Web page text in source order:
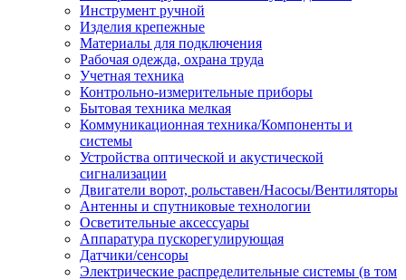
Инструмент ручной
Изделия крепежные
Материалы для подключения
Рабочая одежда, охрана труда
Учетная техника
Контрольно-измерительные приборы
Бытовая техника мелкая
Коммуникационная техника/Компоненты и
системы
Устройства оптической и акустической
сигнализации
Двигатели ворот, рольставен/Насосы/Вентиляторы
Антенны и спутниковые технологии
Осветительные аксессуары
Аппаратура пускорегулирующая
Датчики/сенсоры
Электрические распределительные системы (в том